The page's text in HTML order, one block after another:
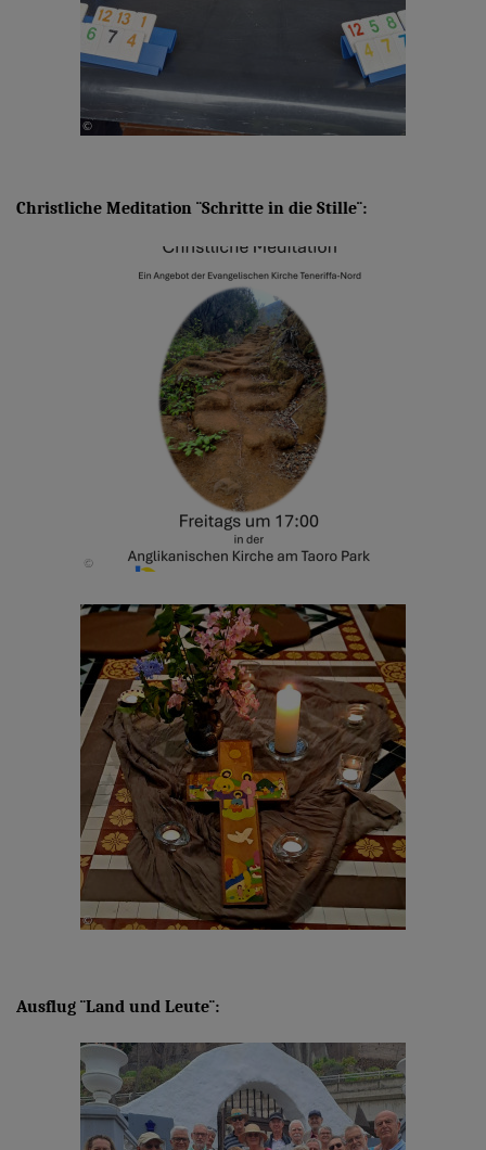
Christliche Meditation ¨Schritte in die Stille¨:
Ausflug ¨Land und Leute¨: